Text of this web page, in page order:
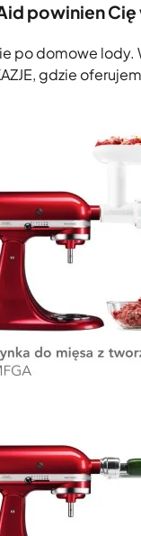
powinien
po domowe
gdzie